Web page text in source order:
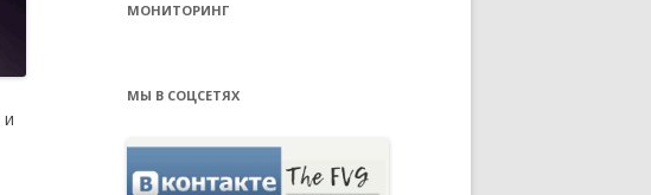
и
МОНИТОРИНГ
МЫ В СОЦСЕТЯХ